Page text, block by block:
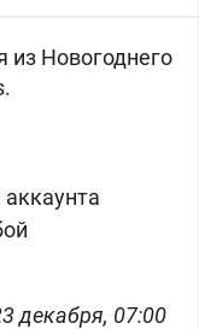
из Новогоднего
декабря, 07:00